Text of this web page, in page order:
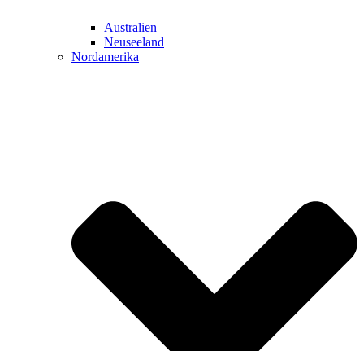
Australien
Neuseeland
Nordamerika